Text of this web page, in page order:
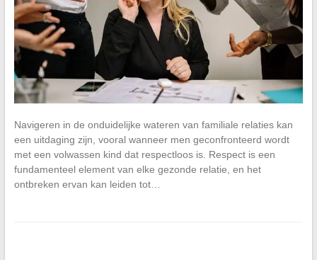
Navigeren in de onduidelijke wateren van familiale relaties kan
een uitdaging zijn, vooral wanneer men geconfronteerd wordt
met een volwassen kind dat respectloos is. Respect is een
fundamenteel element van elke gezonde relatie, en het
ontbreken ervan kan leiden tot…